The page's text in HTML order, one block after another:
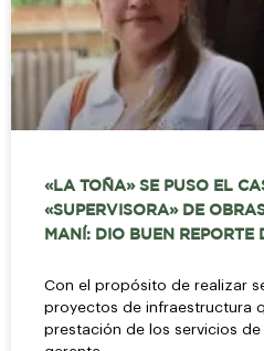
«LA TOÑA» SE PUSO EL
«SUPERVISORA» DE
MANÍ: DIO BUEN REPORTE
Con el propósito de realizar
proyectos de infraestructura
prestación de los servicios